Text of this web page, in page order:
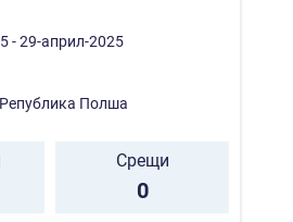
- 29-април-2025
Полша
Срещи
0